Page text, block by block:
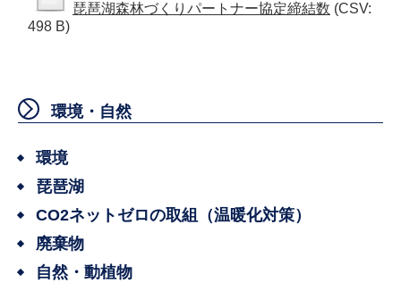
琵琶湖森林づくりパートナー協定締結数 (CSV:
498 B)
環境・自然
環境
琵琶湖
CO2ネットゼロの取組（温暖化対策）
廃棄物
自然・動植物